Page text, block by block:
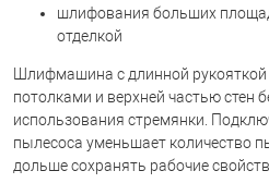
шлифования больших
отделкой
Шлифмашина с длинной
потолками и верхней частью стен
использования стремянки.
пылесоса уменьшает количество
дольше сохранять рабочие